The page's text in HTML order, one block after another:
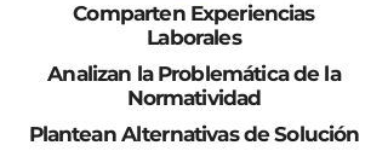
Comparten Experiencias
Laborales
Analizan la Problemáticade la
Normatividad
Plantean Alternativas de Solución